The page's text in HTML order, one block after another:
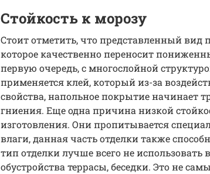
Стойкость к морозу
Стоит отметить, что представленный вид
которое качественно переносит
первую очередь, с многослойной
применяется клей, который из-за
свойства, напольное покрытие начинает
гниения. Еще одна причина низкой
изготовления. Они пропитывается
влаги, данная часть отделки также
тип отделки лучше всего не
обустройства террасы, беседки. Это не